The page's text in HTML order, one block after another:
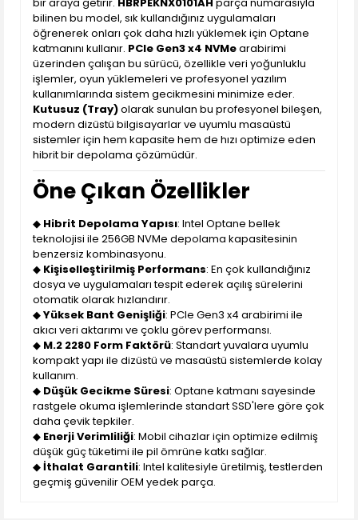
bilinen bu model, sık kullandığınız uygulamaları
öğrenerek onları çok daha hızlı yüklemek için Optane
katmanını kullanır. PCIe Gen3 x4 NVMearabirimi
üzerinden çalışan bu sürücü, özellikle veri yoğunluklu
işlemler, oyun yüklemeleri ve profesyonel yazılım
kullanımlarında sistem gecikmesini minimize eder.
Kutusuz (Tray)olarak sunulan bu profesyonel bileşen,
modern dizüstü bilgisayarlar ve uyumlu masaüstü
sistemler için hem kapasite hem de hızı optimize eden
hibrit bir depolama çözümüdür.
Öne Çıkan Özellikler
◆ Hibrit Depolama Yapısı: Intel Optane bellek
teknolojisi ile 256GB NVMe depolama kapasitesinin
benzersiz kombinasyonu.
◆ Kişiselleştirilmiş Performans: En çok kullandığınız
dosya ve uygulamaları tespit ederek açılış sürelerini
otomatik olarak hızlandırır.
◆Yüksek Bant Genişliği: PCIe Gen3 x4 arabirimi ile
akıcı veri aktarımı ve çoklu görev performansı.
◆ M.2 2280 Form Faktörü: Standart yuvalara uyumlu
kompakt yapı ile dizüstü ve masaüstü sistemlerde kolay
kullanım.
◆ Düşük Gecikme Süresi: Optane katmanı sayesinde
rastgele okuma işlemlerinde standart SSD'lere göre çok
daha çevik tepkiler.
◆ Enerji Verimliliği: Mobil cihazlar için optimize edilmiş
düşük güç tüketimi ile pil ömrüne katkı sağlar.
◆İthalat Garantili: Intel kalitesiyle üretilmiş, testlerden
geçmiş güvenilir OEM yedek parça.